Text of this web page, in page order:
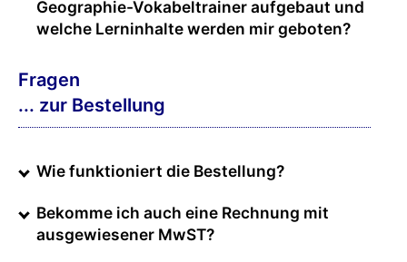
Geographie-Vokabeltrainer aufgebaut und
welche Lerninhalte werden mir geboten?
Fragen
... zur Bestellung
Wie funktioniert die Bestellung?
Bekomme ich auch eine Rechnung mit
ausgewiesener MwST?